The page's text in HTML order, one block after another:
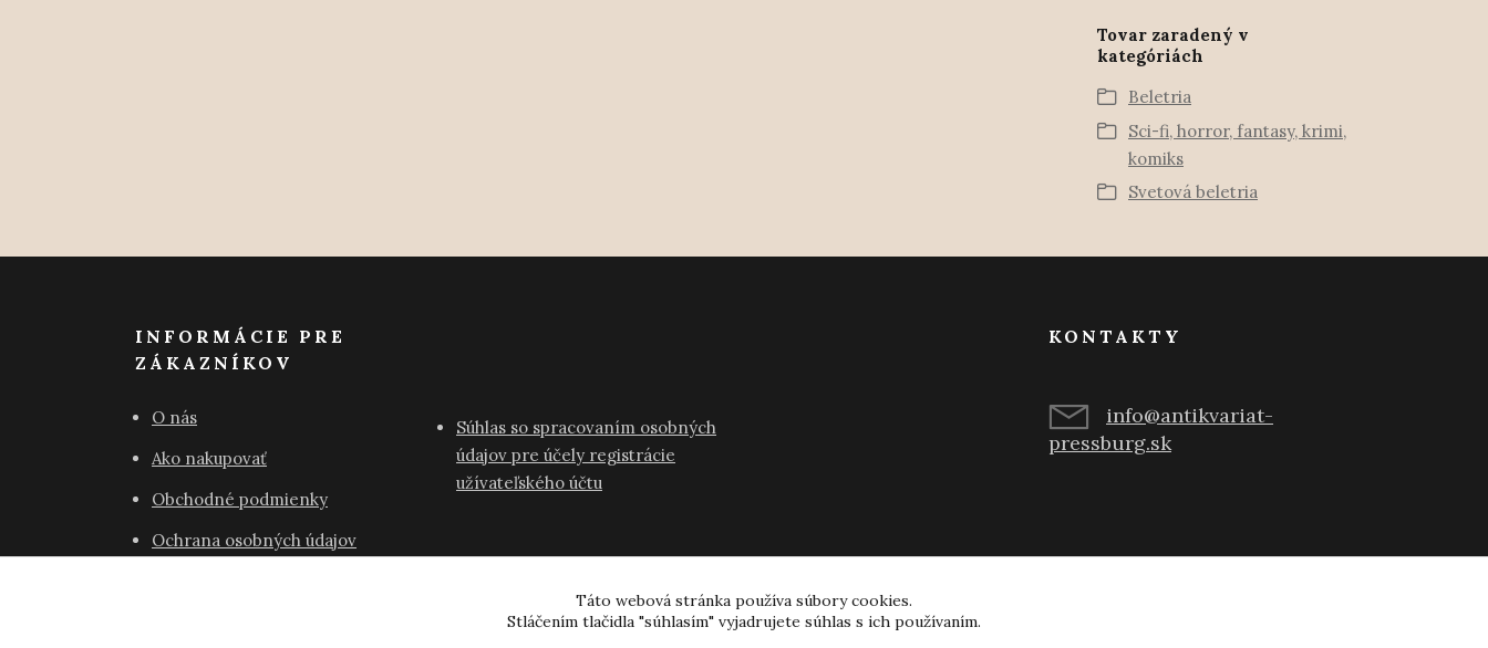
Tovar zaradený v
kategóriách
Beletria
Sci-fi, horror, fantasy, krimi,
komiks
Svetová beletria
INFORMÁCIE PRE
ZÁKAZNÍKOV
O nás
Ako nakupovať
Obchodné podmienky
Ochrana osobných údajov
Súhlas so spracovaním osobných
údajov pre účely registrácie
užívateľského účtu
KONTAKTY
info@antikvariat-
pressburg.sk
Táto webová stránka používa súbory cookies.
Stláčením tlačidla "súhlasím" vyjadrujete súhlas s ich používaním.